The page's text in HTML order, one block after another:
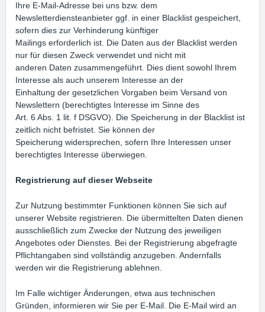
Ihre E-Mail-Adresse bei uns bzw. dem
Newsletterdiensteanbieter ggf. in einer Blacklist gespeichert,
sofern dies zur Verhinderung künftiger
Mailings erforderlich ist. Die Daten aus der Blacklist werden
nur für diesen Zweck verwendet und nicht mit
anderen Daten zusammengeführt. Dies dient sowohl Ihrem
Interesse als auch unserem Interesse an der
Einhaltung der gesetzlichen Vorgaben beim Versand von
Newslettern (berechtigtes Interesse im Sinne des
Art. 6 Abs. 1 lit. f DSGVO). Die Speicherung in der Blacklist ist
zeitlich nicht befristet. Sie können der
Speicherung widersprechen, sofern Ihre Interessen unser
berechtigtes Interesse überwiegen.
Registrierung auf dieser Webseite
Zur Nutzung bestimmter Funktionen können Sie sich auf
unserer Website registrieren. Die übermittelten Daten dienen
ausschließlich zum Zwecke der Nutzung des jeweiligen
Angebotes oder Dienstes. Bei der Registrierung abgefragte
Pflichtangaben sind vollständig anzugeben. Andernfalls
werden wir die Registrierung ablehnen.
Im Falle wichtiger Änderungen, etwa aus technischen
Gründen, informieren wir Sie per E-Mail. Die E-Mail wird an